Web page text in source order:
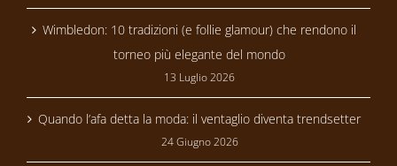
Wimbledon: 10 tradizioni (e follie glamour) che rendono il
torneo più elegante del mondo
13 Luglio 2026
Quando l’afa detta la moda: il ventaglio diventa trendsetter
24 Giugno 2026